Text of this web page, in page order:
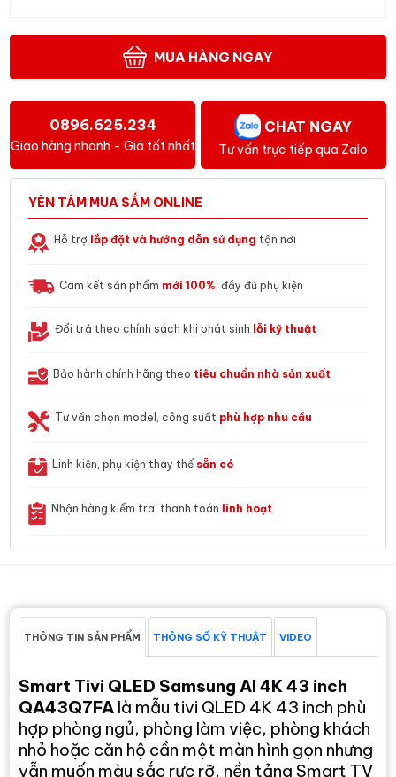
MUA HÀNG NGAY
0896.625.234
Giao hàng nhanh - Giá tốt nhất
CHAT NGAY
Tư vấn trực tiếp qua Zalo
YÊN TÂM MUA SẮM ONLINE
Hỗ trợ lắp đặt và hướng dẫn sử dụng tận nơi
Cam kết sản phẩm mới 100% , đầy đủ phụ kiện
Đổi trả theo chính sách khi phát sinh lỗi kỹ thuật
Bảo hành chính hãng theo tiêu chuẩn nhà sản xuất
Tư vấn chọn model, công suất phù hợp nhu cầu
Linh kiện, phụ kiện thay thế sẵn có
Nhận hàng kiểm tra, thanh toán linh hoạt
THÔNG TIN SẢN PHẨM THÔNG SỐ KỸ THUẬT VIDEO
Smart Tivi QLED Samsung AI 4K 43 inch
QA43Q7FA là mẫu tivi QLED 4K 43 inch phù
hợp phòng ngủ, phòng làm việc, phòng khách
nhỏ hoặc căn hộ cần một màn hình gọn nhưng
vẫn muốn màu sắc rực rỡ, nền tảng Smart TV